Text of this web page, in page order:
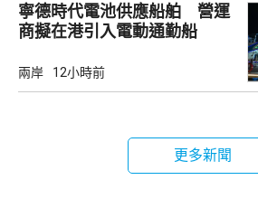
寧德時代電池供應船舶 營運
商擬在港引入電動通勤船
兩岸 12小時前
更多新聞